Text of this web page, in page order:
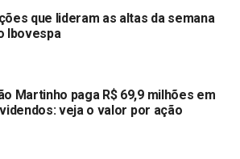
Facebook
Reddit
Email
fecha em alta de 3,82% nesta
que lideram as altas da semana
Ibovespa
Martinho paga R$ 69,9 milhões em
veja o valor por ação